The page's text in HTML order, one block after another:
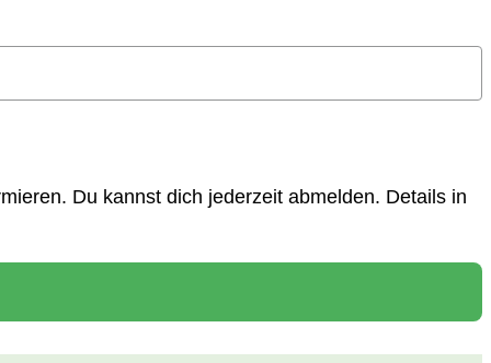
Du kannst dich jederzeit abmelden. Details in